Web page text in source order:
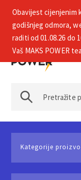
+385 1 2002
Kategorije
Obavijest cijenjenim
godišnjeg odmora,
raditi od 01.08.26 do
Vaš MAKS POWER